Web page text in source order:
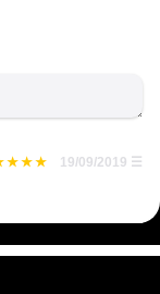
19/09/2019 ☰